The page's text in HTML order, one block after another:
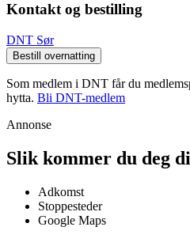
Kontakt og bestilling
DNT Sør
Bestill overnatting
Som medlem i DNT får du
hytta. Bli DNT-medlem
Annonse
Slik kommer du deg
Adkomst
Stoppesteder
Google Maps